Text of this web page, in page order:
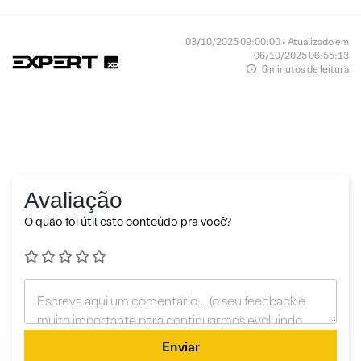
03/10/2025 09:00:00 • Atualizado em
06/10/2025 06:55:13
6 minutos de leitura
Avaliação
O quão foi útil este conteúdo pra você?
Enviar